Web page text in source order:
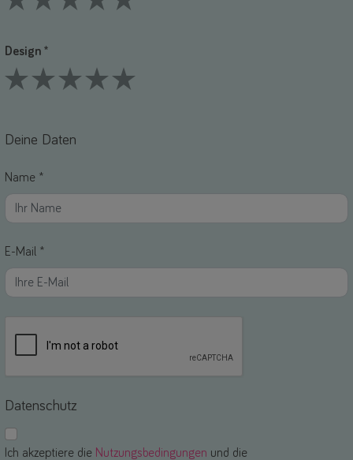
Design *
Deine Daten
Name *
E-Mail *
Datenschutz
Ich akzeptiere die Nutzungsbedingungen und die